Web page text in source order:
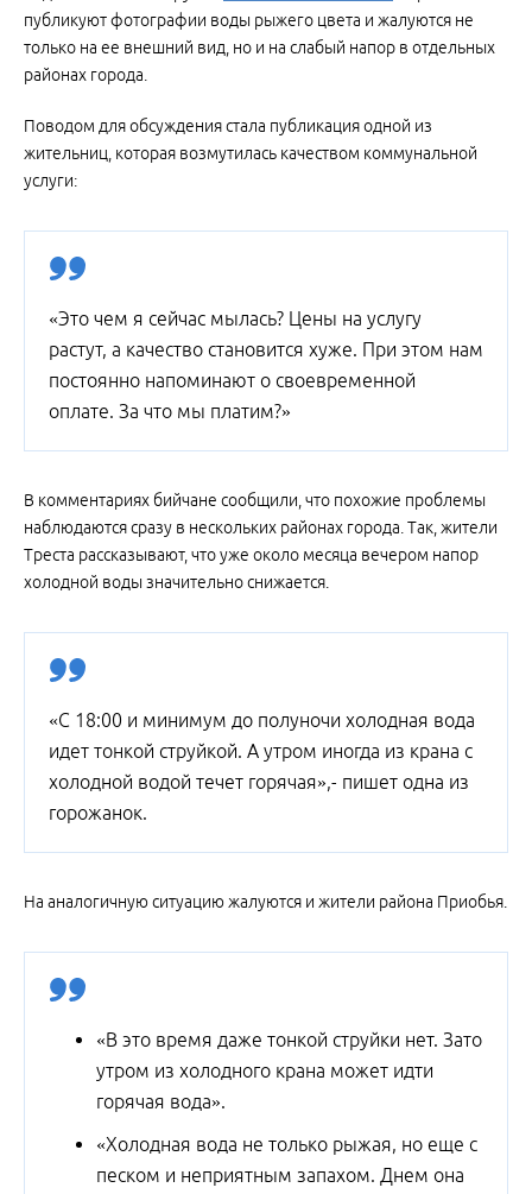
публикуют фотографии воды рыжего цвета и жалуются не
только на ее внешний вид, но и на слабый напор в отдельных
районах города.
Поводом для обсуждения стала публикация одной из
жительниц, которая возмутилась качеством коммунальной
услуги:
«Это чем я сейчас мылась? Цены на услугу
растут, а качество становится хуже. При этом нам
постоянно напоминают о своевременной
оплате. За что мы платим?»
В комментариях бийчане сообщили, что похожие проблемы
наблюдаются сразу в нескольких районах города. Так, жители
Треста рассказывают, что уже около месяца вечером напор
холодной воды значительно снижается.
«С 18:00 и минимум до полуночи холодная вода
идет тонкой струйкой. А утром иногда из крана с
холодной водой течет горячая»,- пишет одна из
горожанок.
На аналогичную ситуацию жалуются и жители района Приобья.
«В это время даже тонкой струйки нет. Зато
утром из холодного крана может идти
горячая вода».
«Холодная вода не только рыжая, но еще с
песком и неприятным запахом. Днем она